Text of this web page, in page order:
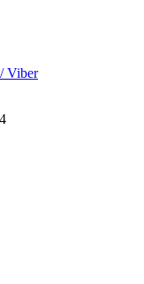
Viber